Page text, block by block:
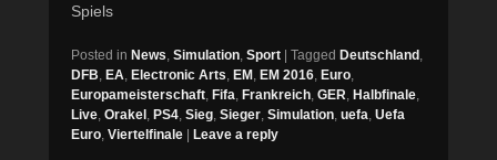
Spiels
Posted in News Simulation Sport | Tagged Deutschland
DFB EA Electronic Arts EM EM 2016 Euro
Europameisterschaft Fifa Frankreich GER Halbfinale
Live Orakel PS4 Sieg Sieger Simulation uefa Uefa
Euro Viertelfinale | Leave a reply